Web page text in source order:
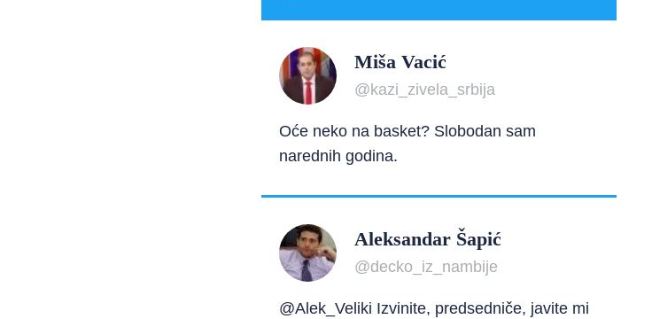
Miša Vacić
@kazi_zivela_srbija
Oće neko na basket? Slobodan sam
narednih godina.
Aleksandar Šapić
@decko_iz_nambije
@Alek_Veliki Izvinite, predsedniče, javite mi